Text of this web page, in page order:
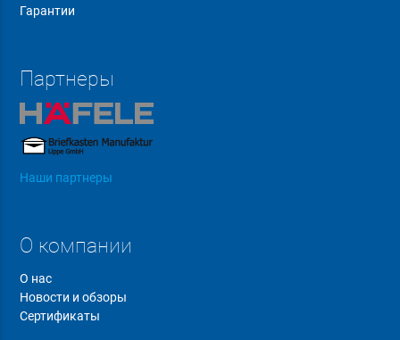
Гарантии
Партнеры
Наши партнеры
О компании
О нас
Новости и обзоры
Сертификаты